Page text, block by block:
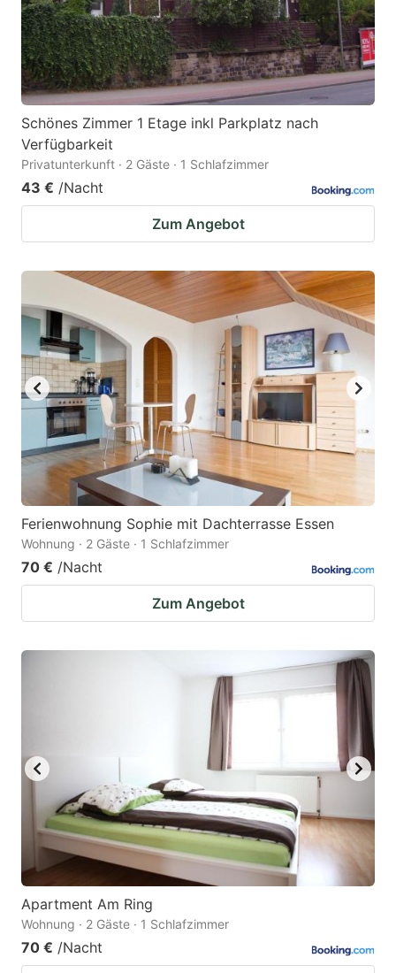
to
get
the
keyboard
shortcuts
for
changing
dates.
to
get
the
keyboard
shortcuts
dates.
Schönes Zimmer 1 Etage inkl Parkplatz nach
Verfügbarkeit
Privatunterkunft · 2 Gäste · 1 Schlafzimmer
43 € /Nacht
Zum Angebot
Ferienwohnung Sophie mit Dachterrasse Essen
Wohnung · 2 Gäste · 1 Schlafzimmer
70 € /Nacht
Zum Angebot
Apartment Am Ring
Wohnung · 2 Gäste · 1 Schlafzimmer
70 € /Nacht